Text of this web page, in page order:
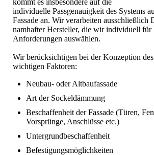
individuelle Passgenauigkeit des Systems
Fassade an. Wir verarbeiten ausschließlich
namhafter Hersteller, die wir individuell für
Anforderungen auswählen.
Wir berücksichtigen bei der Konzeption
wichtigen Faktoren:
Neubau- oder Altbaufassade
Art der Sockeldämmung
Beschaffenheit der Fassade (Türen,
Vorsprünge, Anschlüsse etc.)
Untergrundbeschaffenheit
Befestigungsmöglichkeiten